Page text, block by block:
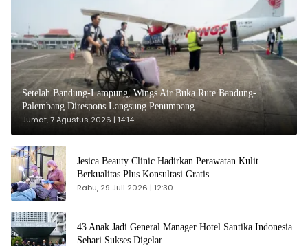
Setelah Bandung-Lampung, Wings Air Buka Rute Bandung-
Palembang Direspons Langsung Penumpang
Jumat, 7 Agustus 2026 | 14:14
Jesica Beauty Clinic Hadirkan Perawatan Kulit
Berkualitas Plus Konsultasi Gratis
Rabu, 29 Juli 2026 | 12:30
43 Anak Jadi General Manager Hotel Santika Indonesia
Sehari Sukses Digelar